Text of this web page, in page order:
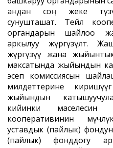
андан соң жеке
сунушташат. Тейлөө
органдарын шайлоо
аркылуу жүргүзүлөт.
жүргүзүү жана
максатында жыйындын
эсеп комиссиясын
милдеттерине
жыйындын
кийинки маселесин
кооперативинин
уставдык (пайлык)
(пайлык) фонддогу